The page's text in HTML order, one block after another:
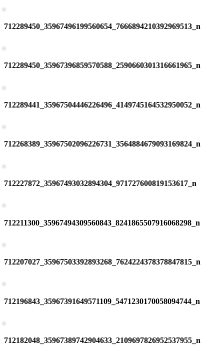
712289450_35967496199560654_7666894210392969513_n
712289450_35967396859570588_2590660301316661965_n
712289441_35967504446226496_4149745164532950052_n
712268389_35967502096226731_3564884679093169824_n
712227872_35967493032894304_971727600819153617_n
712211300_35967494309560843_8241865507916068298_n
712207027_35967503392893268_7624224378378847815_n
712196843_35967391649571109_5471230170058094744_n
712182048_35967389742904633_2109697826952537955_n